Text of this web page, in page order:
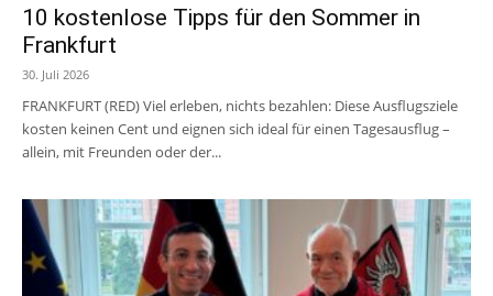
10 kostenlose Tipps für den Sommer in
Frankfurt
30. Juli 2026
FRANKFURT (RED) Viel erleben, nichts bezahlen: Diese Ausflugsziele
kosten keinen Cent und eignen sich ideal für einen Tagesausflug –
allein, mit Freunden oder der...